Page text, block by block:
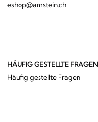
eshop@amstein.ch
HÄUFIG GESTELLTE FRAGEN
Häufig gestellte Fragen